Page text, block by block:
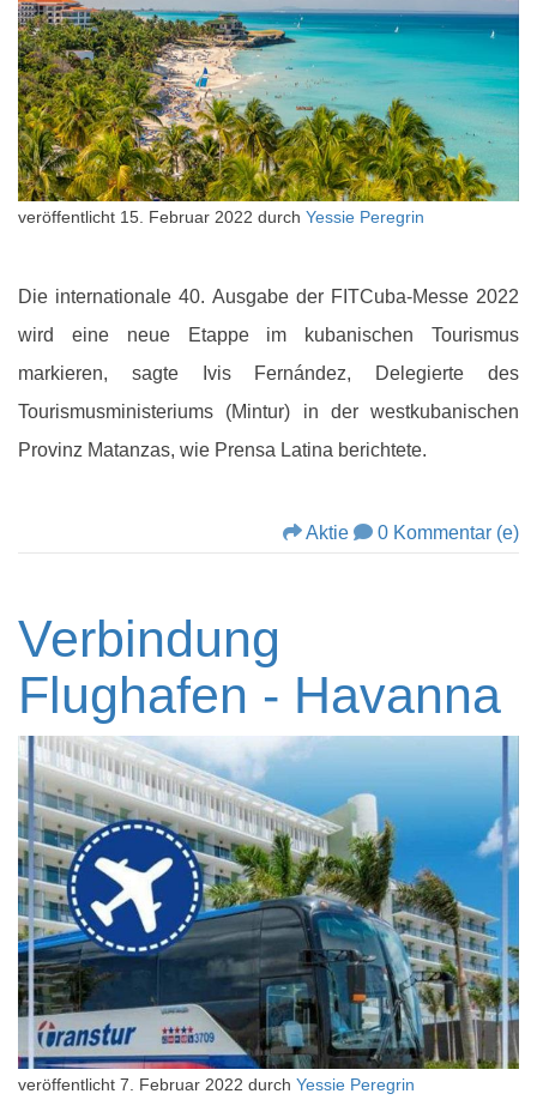
veröffentlicht 15. Februar 2022 durch Yessie Peregrin
Die internationale 40. Ausgabe der FITCuba-Messe 2022
wird eine neue Etappe im kubanischen Tourismus
markieren, sagte Ivis Fernández, Delegierte des
Tourismusministeriums (Mintur) in der westkubanischen
Provinz Matanzas, wie Prensa Latina berichtete.
Aktie 0 Kommentar (e)
Verbindung
Flughafen - Havanna
veröffentlicht 7. Februar 2022 durch Yessie Peregrin